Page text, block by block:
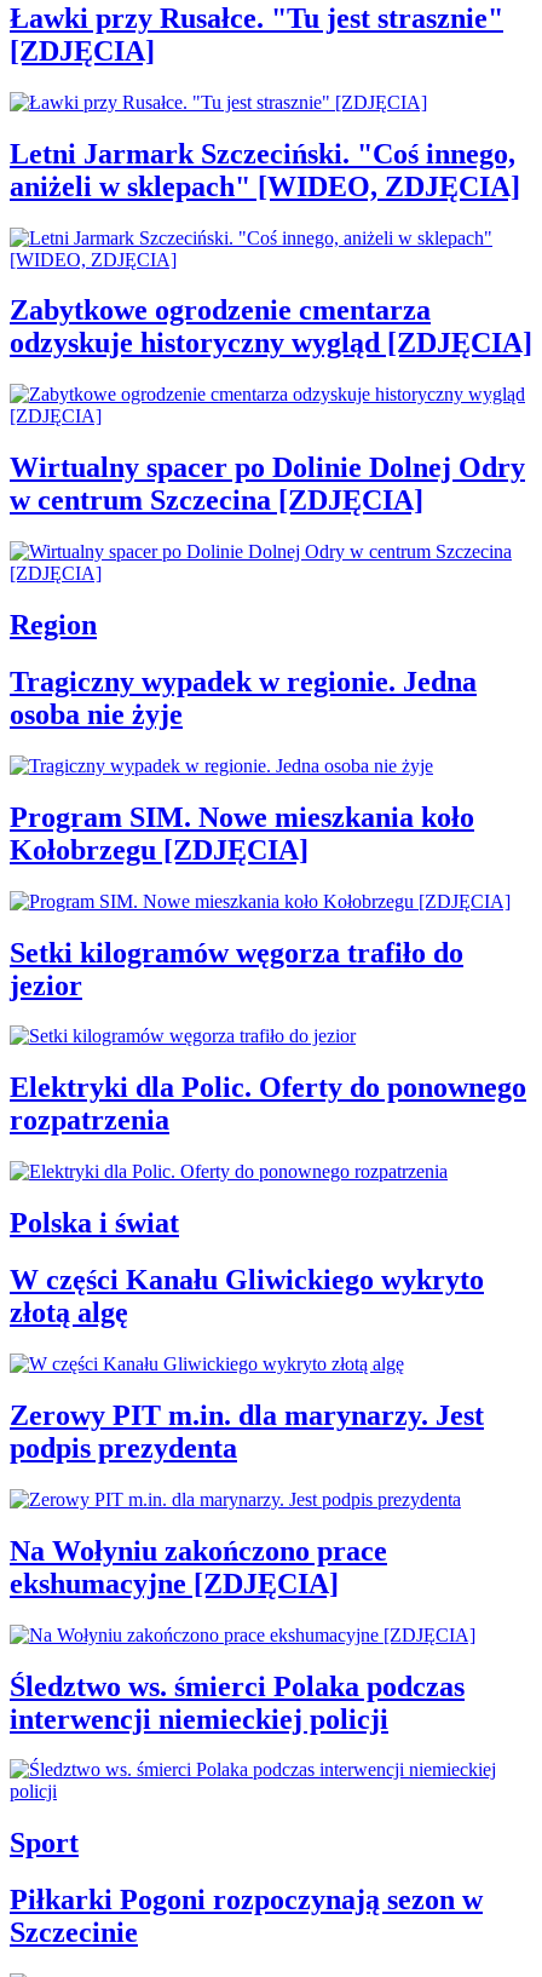
Ławki przy Rusałce. "Tu jest strasznie"
[ZDJĘCIA]
Letni Jarmark Szczeciński. "Coś innego,
aniżeli w sklepach" [WIDEO, ZDJĘCIA]
Zabytkowe ogrodzenie cmentarza
odzyskuje historyczny wygląd [ZDJĘCIA]
Wirtualny spacer po Dolinie Dolnej Odry
w centrum Szczecina [ZDJĘCIA]
Region
Tragiczny wypadek w regionie. Jedna
osoba nie żyje
Program SIM. Nowe mieszkania koło
Kołobrzegu [ZDJĘCIA]
Setki kilogramów węgorza trafiło do
jezior
Elektryki dla Polic. Oferty do ponownego
rozpatrzenia
Polska i świat
W części Kanału Gliwickiego wykryto
złotą algę
Zerowy PIT m.in. dla marynarzy. Jest
podpis prezydenta
Na Wołyniu zakończono prace
ekshumacyjne [ZDJĘCIA]
Śledztwo ws. śmierci Polaka podczas
interwencji niemieckiej policji
Sport
Piłkarki Pogoni rozpoczynają sezon w
Szczecinie